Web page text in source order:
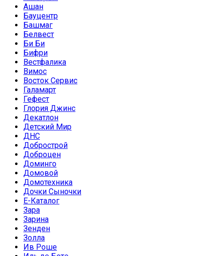
Ашан
Бауцентр
Башмаг
Белвест
Би Би
Бифри
Вестфалика
Вимос
Восток Сервис
Галамарт
Гефест
Глория Джинс
Декатлон
Детский Мир
ДНС
Добрострой
Доброцен
Доминго
Домовой
Домотехника
Дочки Сыночки
Е-Каталог
Зара
Зарина
Зенден
Золла
Ив Роше